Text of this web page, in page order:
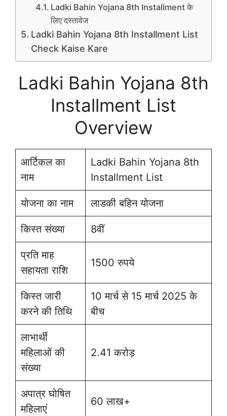
Ladki Bahin Yojana 8th Installment के
लिए दस्तावेज
Ladki Bahin Yojana 8th Installment List
Check Kaise Kare
Ladki Bahin Yojana 8th
Installment List
Overview
आर्टिकल का
नाम
Ladki Bahin Yojana 8th
Installment List
योजना का नाम लाडकी बहिन योजना
किस्त संख्या 8वीं
प्रति माह
सहायता राशि
1500 रुपये
किस्त जारी
करने की तिथि
10 मार्च से 15 मार्च 2025 के
बीच
लाभार्थी
महिलाओं की
संख्या
2.41 करोड़
अपात्र घोषित
महिलाएं
60 लाख+